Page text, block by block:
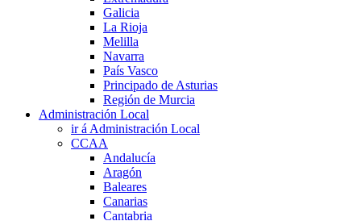
Galicia
La Rioja
Melilla
Navarra
País Vasco
Principado de Asturias
Región de Murcia
Administración Local
ir á Administración Local
CCAA
Andalucía
Aragón
Baleares
Canarias
Cantabria